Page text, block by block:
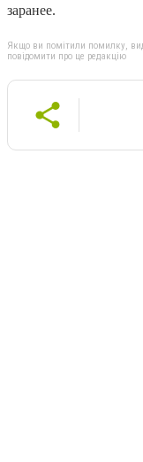
заранее.
Якщо ви помітили помилку,
повідомити про це редакцію